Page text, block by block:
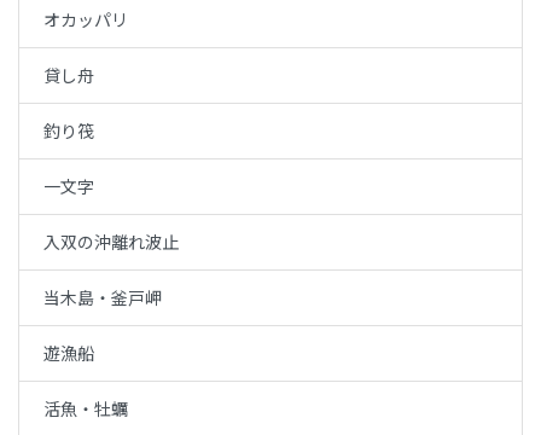
オカッパリ
貸し舟
釣り筏
一文字
入双の沖離れ波止
当木島・釜戸岬
遊漁船
活魚・牡蠣